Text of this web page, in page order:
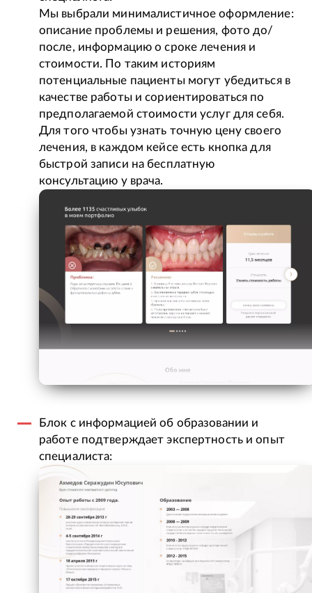
Мы выбрали минималистичное оформление:
описание проблемы и решения, фото до/
после, информацию о сроке лечения и
стоимости. По таким историям
потенциальные пациенты могут убедиться в
качестве работы и сориентироваться по
предполагаемой стоимости услуг для себя.
Для того чтобы узнать точную цену своего
лечения, в каждом кейсе есть кнопка для
быстрой записи на бесплатную
консультацию у врача.
Блок с информацией об образовании и
работе подтверждает экспертность и опыт
специалиста: